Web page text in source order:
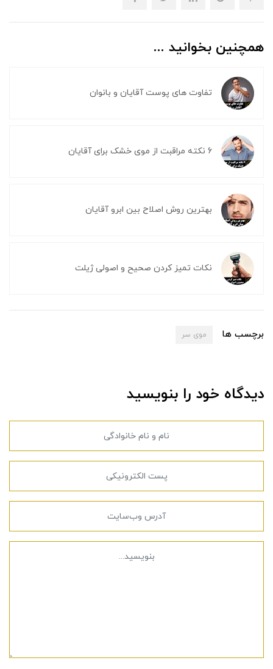
همچنین بخوانید ...
تفاوت های پوست آقایان و بانوان
6 نکته مراقبت از موی خشک برای آقایان
بهترین روش اصلاح بین ابرو آقایان
نکات تمیز کردن صحیح و اصولی ژیلت
برچسب ها موی سر
دیدگاه خود را بنویسید